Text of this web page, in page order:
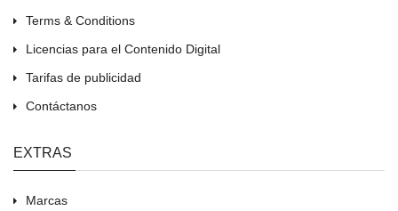
Terms & Conditions
Licencias para el Contenido Digital
Tarifas de publicidad
Contáctanos
EXTRAS
Marcas